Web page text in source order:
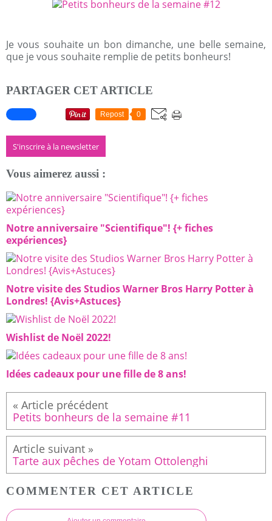
Je vous souhaite un bon dimanche, une belle semaine,
que je vous souhaite remplie de petits bonheurs!
PARTAGER CET ARTICLE
Repost 0
S'inscrire à la newsletter
Vous aimerez aussi :
Notre anniversaire "Scientifique"! {+ fiches
expériences}
Notre visite des Studios Warner Bros Harry Potter à
Londres! {Avis+Astuces}
Wishlist de Noël 2022!
Idées cadeaux pour une fille de 8 ans!
Petits bonheurs de la semaine #11
Tarte aux pêches de Yotam Ottolenghi
COMMENTER CET ARTICLE